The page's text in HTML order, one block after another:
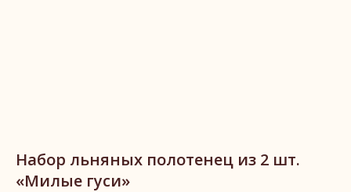
Набор льняных полотенец из 2 шт.
«Милые гуси»